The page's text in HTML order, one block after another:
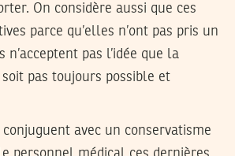
On considère aussi que ces
parce qu’elles n’ont pas pris un
n’acceptent pas l’idée que la
pas toujours possible et
conjuguent avec un conservatisme